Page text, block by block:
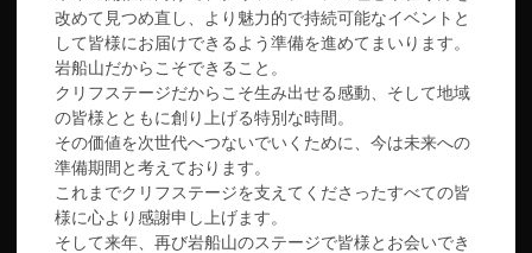
改めて見つめ直し、より魅力的で持続可能なイベントと
して皆様にお届けできるよう準備を進めてまいります。
岩船山だからこそできること。
クリフステージだからこそ生み出せる感動、そして地域
の皆様とともに創り上げる特別な時間。
その価値を次世代へつないでいくために、今は未来への
準備期間と考えております。
これまでクリフステージを支えてくださったすべての皆
様に心より感謝申し上げます。
そして来年、再び岩船山のステージで皆様とお会いでき